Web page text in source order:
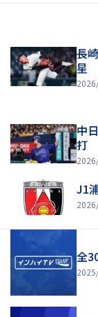
長
星
中
打
J1
全